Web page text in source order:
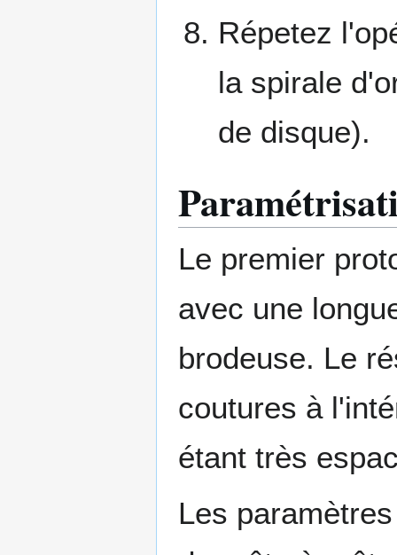
Répetez
la spirale
de disque).
Le premier
avec une
brodeuse. Le
coutures à
étant très
Les